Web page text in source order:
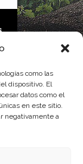
como las
dispositivo. El
datos como el
en este sitio.
negativamente a
Instituto Canario de